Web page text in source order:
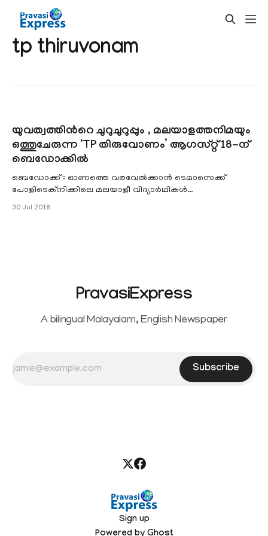
tp thiruvonam
യുവത്വത്തിന്‍റെ ചുറുചുറുപ്പും , മലയാളത്തനിമയും
ഒത്തുചേരുന്ന ‘TP തിരുവോണം’ ആഗസ്റ്റ് 18-ന്
ബെഡോക്കില്‍
ബെഡോക്ക് : ഓണത്തെ വരവേല്‍ക്കാന്‍ ടെമാസെക്ക്
പോളിടെക്നിക്കിലെ മലയാളീ വിദ്യാര്‍ഥികള്‍
തയ്യാറായിക്കഴിഞ്ഞു.TP മലയാളീസ്‌ അവതരിപ്പിക്കുന്
30 Jul 2018
PravasiExpress
A bilingual Malayalam, English Newspaper
Subscribe
Sign up